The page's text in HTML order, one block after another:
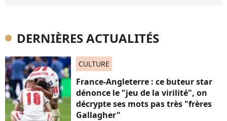
DERNIÈRES ACTUALITÉS
CULTURE
France-Angleterre : ce buteur star
dénonce le "jeu de la virilité", on
décrypte ses mots pas très "frères
Gallagher"